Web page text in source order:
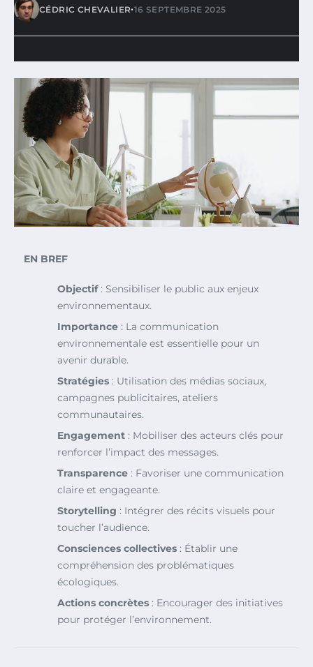
CÉDRIC CHEVALIER•16 SEPTEMBRE 2025
EN BREF
Objectif: Sensibiliser le public aux enjeux
environnementaux.
Importance : La communication
environnementale est essentielle pour un
avenir durable.
Stratégies : Utilisation des médias sociaux,
campagnes publicitaires, ateliers
communautaires.
Engagement : Mobiliser des acteurs clés pour
renforcer l’impact des messages.
Transparence : Favoriser une communication
claire et engageante.
Storytelling : Intégrer des récits visuels pour
toucher l’audience.
Consciences collectives : Établir une
compréhension des problématiques
écologiques.
Actions concrètes : Encourager des initiatives
pour protéger l’environnement.